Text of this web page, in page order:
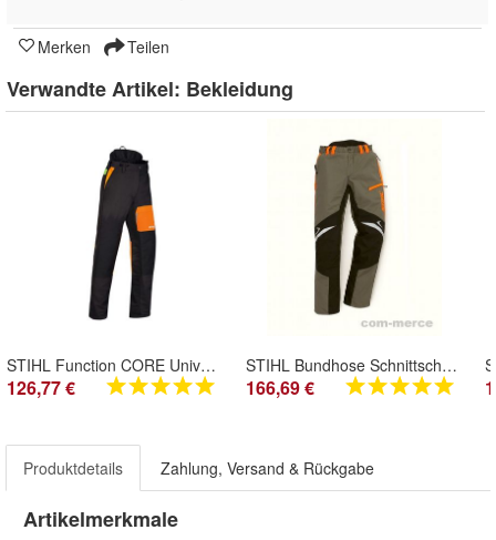
Merken Teilen
Verwandte Artikel: Bekleidung
STIHL Function CORE Universal Bundhose Schnittschutzhose Schlank / small -lang
126,77 €
STIHL Bundhose Schnittschutzhose Function Ergo, Schlank, slim, Gr. 98 bis 110
166,69 €
Produktdetails Zahlung, Versand & Rückgabe
Artikelmerkmale